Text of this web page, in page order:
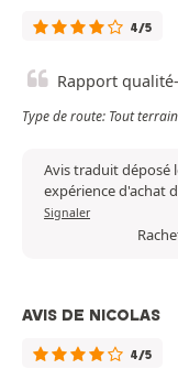
4/5
Rapport
Type de route: Tout
Avis traduit déposé
expérience d'achat
Signaler
AVIS DE NICOLAS
4/5